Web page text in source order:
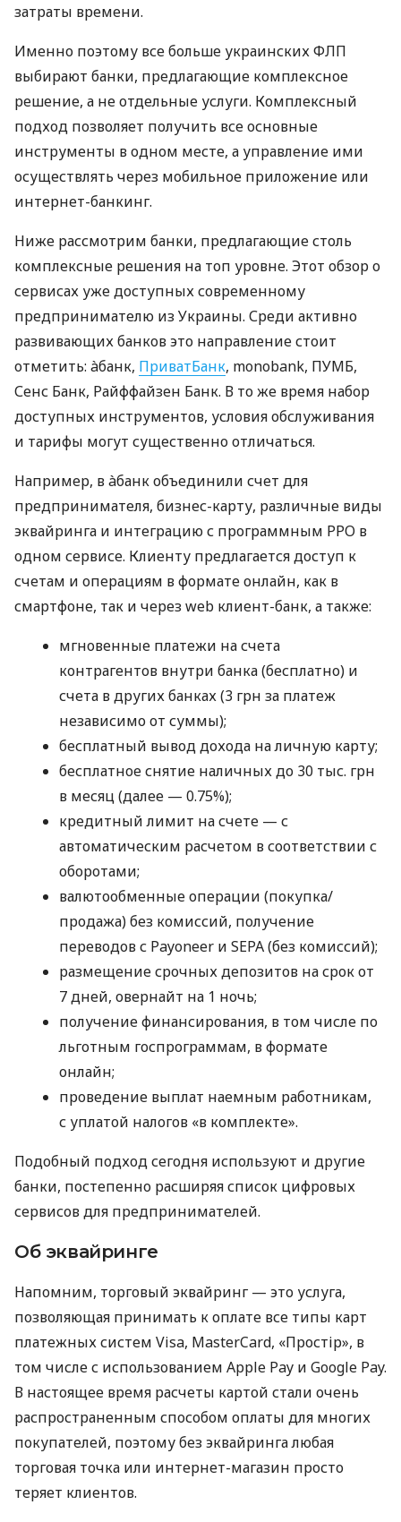
затраты времени.
Именно поэтому все больше украинских ФЛП
выбирают банки, предлагающие комплексное
решение, а не отдельные услуги. Комплексный
подход позволяет получить все основные
инструменты в одном месте, а управление ими
осуществлять через мобильное приложение или
интернет-банкинг.
Ниже рассмотрим банки, предлагающие столь
комплексные решения на топ уровне. Этот обзор о
сервисах уже доступных современному
предпринимателю из Украины. Среди активно
развивающих банков это направление стоит
отметить: àбанк, ПриватБанк, monobank, ПУМБ,
Сенс Банк, Райффайзен Банк. В то же время набор
доступных инструментов, условия обслуживания
и тарифы могут существенно отличаться.
Например, в àбанк объединили счет для
предпринимателя, бизнес-карту, различные виды
эквайринга и интеграцию с программным РРО в
одном сервисе. Клиенту предлагается доступ к
счетам и операциям в формате онлайн, как в
смартфоне, так и через web клиент-банк, а также:
мгновенные платежи на счета
контрагентов внутри банка (бесплатно) и
счета в других банках (3 грн за платеж
независимо от суммы);
бесплатный вывод дохода на личную карту;
бесплатное снятие наличных до 30 тыс. грн
в месяц (далее — 0.75%);
кредитный лимит на счете — с
автоматическим расчетом в соответствии с
оборотами;
валютообменные операции (покупка/
продажа) без комиссий, получение
переводов с Payoneer и SEPA (без комиссий);
размещение срочных депозитов на срок от
7 дней, овернайт на 1 ночь;
получение финансирования, в том числе по
льготным госпрограммам, в формате
онлайн;
проведение выплат наемным работникам,
с уплатой налогов «в комплекте».
Подобный подход сегодня используют и другие
банки, постепенно расширяя список цифровых
сервисов для предпринимателей.
Об эквайринге
Напомним, торговый эквайринг — это услуга,
позволяющая принимать к оплате все типы карт
платежных систем Visa, MasterCard, «Простір», в
том числе с использованием Apple Pay и Google Pay.
В настоящее время расчеты картой стали очень
распространенным способом оплаты для многих
покупателей, поэтому без эквайринга любая
торговая точка или интернет-магазин просто
теряет клиентов.